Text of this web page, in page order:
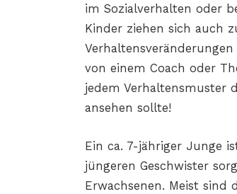
im Sozialverhalten oder
Kinder ziehen sich auch
von einem Coach oder
jedem Verhaltensmuster
ansehen sollte!
Ein ca. 7-jähriger Junge
jüngeren Geschwister
Erwachsenen. Meist